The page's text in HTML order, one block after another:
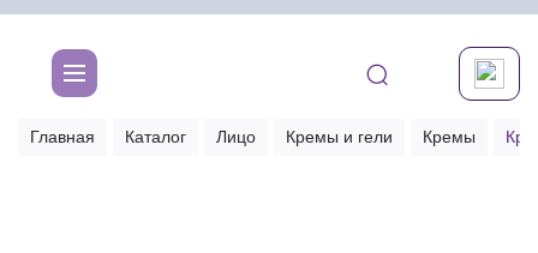
Главная Каталог Лицо Кремы и гели Кремы